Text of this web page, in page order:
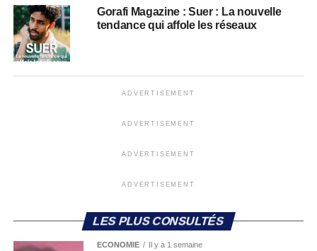
Gorafi Magazine : Suer : La nouvelle
tendance qui affole les réseaux
ADVERTISEMENT
ADVERTISEMENT
ADVERTISEMENT
ADVERTISEMENT
LES PLUS CONSULTÉS
ECONOMIE Il y a 1 semaine